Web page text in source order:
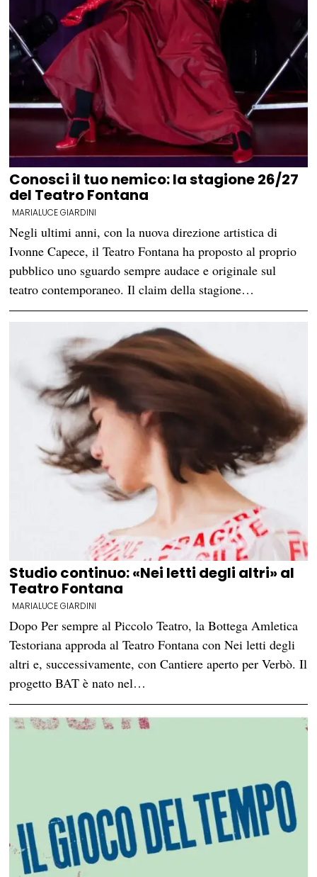
Conosci il tuo nemico: la stagione 26/27
del Teatro Fontana
MARIALUCE GIARDINI
Negli ultimi anni, con la nuova direzione artistica di
Ivonne Capece, il Teatro Fontana ha proposto al proprio
pubblico uno sguardo sempre audace e originale sul
teatro contemporaneo. Il claim della stagione…
Studio continuo: «Nei letti degli altri» al
Teatro Fontana
MARIALUCE GIARDINI
Dopo Per sempre al Piccolo Teatro, la Bottega Amletica
Testoriana approda al Teatro Fontana con Nei letti degli
altri e, successivamente, con Cantiere aperto per Verbò. Il
progetto BAT è nato nel…